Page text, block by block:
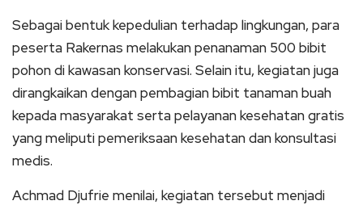
Sebagai bentuk kepedulian terhadap lingkungan, para
peserta Rakernas melakukan penanaman 500 bibit
pohon di kawasan konservasi. Selain itu, kegiatan juga
dirangkaikan dengan pembagian bibit tanaman buah
kepada masyarakat serta pelayanan kesehatan gratis
yang meliputi pemeriksaan kesehatan dan konsultasi
medis.
Achmad Djufrie menilai, kegiatan tersebut menjadi